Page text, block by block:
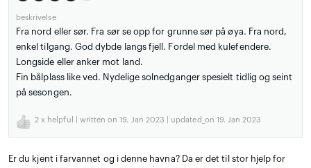
beskrivelse
Fra nord eller sør. Fra sør se opp for grunne sør på øya. Fra nord,
enkel tilgang. God dybde langs fjell. Fordel med kulefendere.
Longside eller anker mot land.
Fin bålplass like ved. Nydelige solnedganger spesielt tidlig og seint
på sesongen.
2 x helpful | written on 19. Jan 2023 | updated_on 19. Jan 2023
Er du kjent i farvannet og i denne havna? Da er det til stor hjelp for